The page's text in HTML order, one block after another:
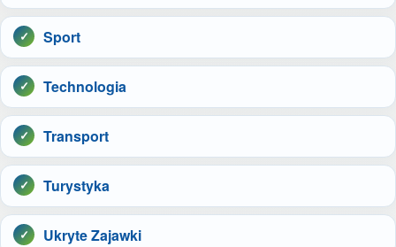
Sport
Technologia
Transport
Turystyka
Ukryte Zajawki